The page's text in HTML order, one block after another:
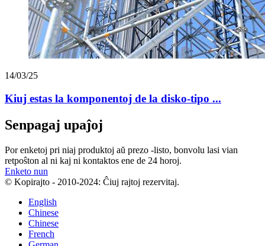
14/03/25
Kiuj estas la komponentoj de la disko-tipo ...
Senpagaj upaĵoj
Por enketoj pri niaj produktoj aŭ prezo -listo, bonvolu lasi vian
retpoŝton al ni kaj ni kontaktos ene de 24 horoj.
Enketo nun
© Kopirajto - 2010-2024: Ĉiuj rajtoj rezervitaj.
English
Chinese
Chinese
French